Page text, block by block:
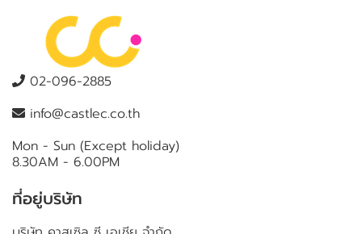
02-096-2885
info@castlec.co.th
Mon - Sun (Except holiday)
8.30AM - 6.00PM
ที่อยู่บริษัท